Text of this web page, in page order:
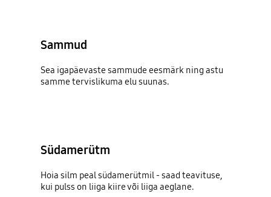
Sammud
Sea igapäevaste sammude eesmärk ning astu
samme tervislikuma elu suunas.
Südamerütm
Hoia silm peal südamerütmil - saad teavituse,
kui pulss on liiga kiire või liiga aeglane.